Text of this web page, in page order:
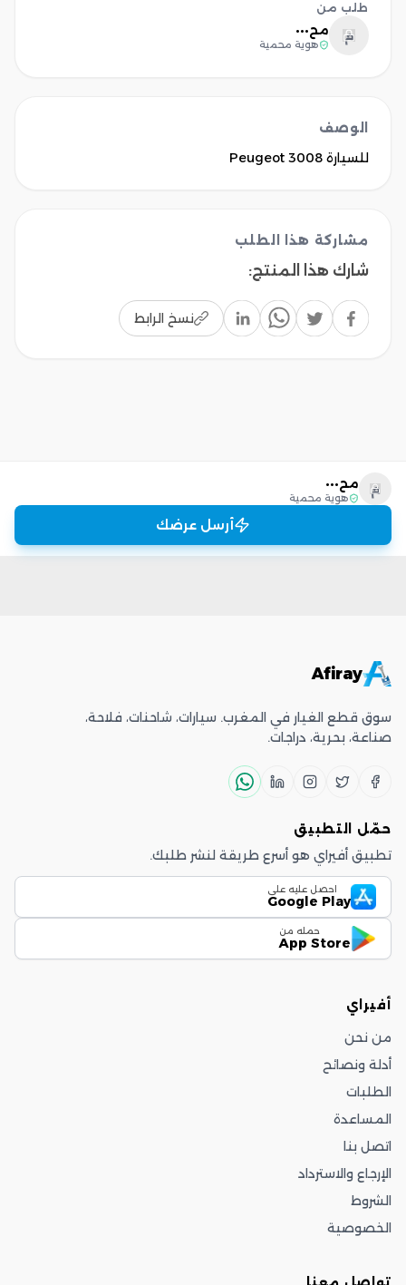
طلب من
م مح•••
هوية محمية
الوصف
للسيارة Peugeot 3008
مشاركة هذا الطلب
شارك هذا المنتج:
نسخ الرابط
م مح•••
هوية محمية
أرسل عرضك
Afiray
سوق قطع الغيار في المغرب. سيارات، شاحنات، فلاحة،
صناعة، بحرية، دراجات.
حمّل التطبيق
تطبيق أفيراي هو أسرع طريقة لنشر طلبك.
احصل عليه على
Google Play
حمله من
App Store
أفيراي
من نحن
أدلة ونصائح
الطلبات
المساعدة
اتصل بنا
الإرجاع والاسترداد
الشروط
الخصوصية